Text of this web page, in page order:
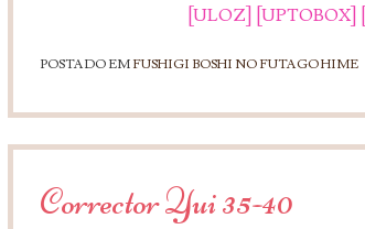
[ULOZ] [UPTOBOX]
POSTADO EM FUSHIGI BOSHI NO FUTAGO HIME
Corrector Yui 35-40